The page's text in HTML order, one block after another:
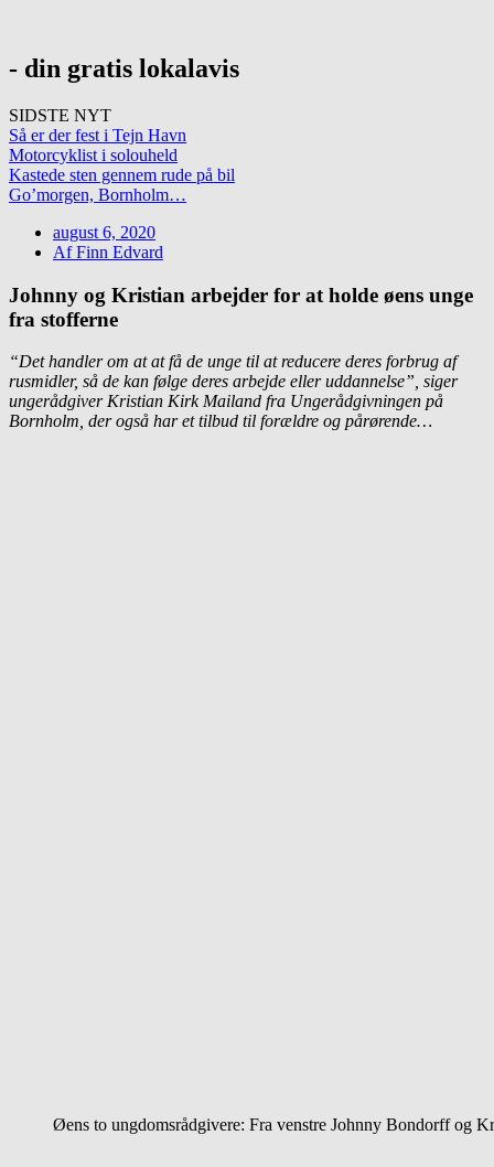
- din gratis lokalavis
SIDSTE NYT
Så er der fest i Tejn Havn
Motorcyklist i solouheld
Kastede sten gennem rude på bil
Go’morgen, Bornholm…
august 6, 2020
AfFinn Edvard
Johnny og Kristian arbejder for at holde øens unge
fra stofferne
“Det handler om at at få de unge til at reducere deres forbrug af
rusmidler, så de kan følge deres arbejde eller uddannelse”, siger
ungerådgiver Kristian Kirk Mailand fra Ungerådgivningen på
Bornholm, der også har et tilbud til forældre og pårørende…
Øens to ungdomsrådgivere: Fra venstre Johnny Bondorff og